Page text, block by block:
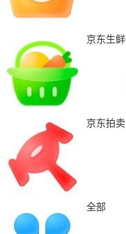
京东生鲜
京东拍卖
全部